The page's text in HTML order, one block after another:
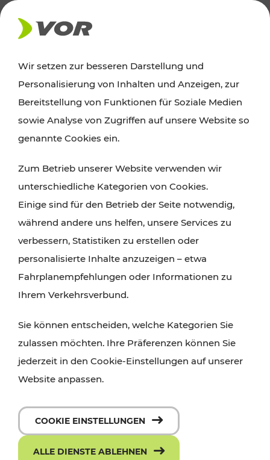
AKTUELLES
Ausflugstipps
Wien, Niederösterreich und das Burgenland
Wanderungen, Kultur und Gastronomie,
Radtouren oder purer Naturgenuss – viele
Attraktionen sind mit den Ticket- und Fahrplan-
Angeboten des VOR gut und schnell erreichbar.
Wir setzen zur besseren Darstellung und
Personalisierung von Inhalten und Anzeigen, zur
Bereitstellung von Funktionen für Soziale Medien
sowie Analyse von Zugriffen auf unsere Website so
genannte Cookies ein.
Zum Betrieb unserer Website verwenden wir
unterschiedliche Kategorien von Cookies.
Einige sind für den Betrieb der Seite notwendig,
während andere uns helfen, unsere Services zu
verbessern, Statistiken zu erstellen oder
personalisierte Inhalte anzuzeigen – etwa
Fahrplanempfehlungen oder Informationen zu
Ihrem Verkehrsverbund.
Sie können entscheiden, welche Kategorien Sie
zulassen möchten. Ihre Präferenzen können Sie
jederzeit in den Cookie-Einstellungen auf unserer
Website anpassen.
COOKIE EINSTELLUNGEN
ALLE DIENSTE ABLEHNEN